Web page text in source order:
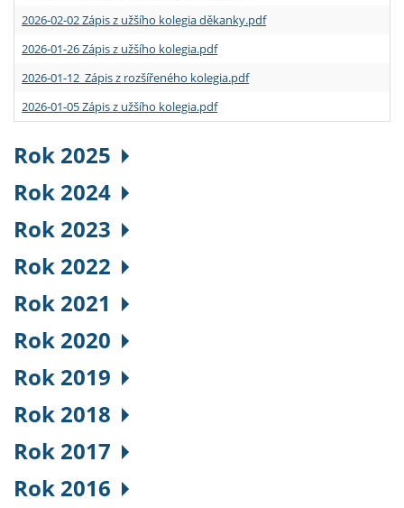
2026-02-02 Zápis z užšího kolegia děkanky.pdf
2026-01-26 Zápis z užšího kolegia.pdf
2026-01-12 Zápis z rozšířeného kolegia.pdf
2026-01-05 Zápis z užšího kolegia.pdf
Rok 2025
Rok 2024
Rok 2023
Rok 2022
Rok 2021
Rok 2020
Rok 2019
Rok 2018
Rok 2017
Rok 2016